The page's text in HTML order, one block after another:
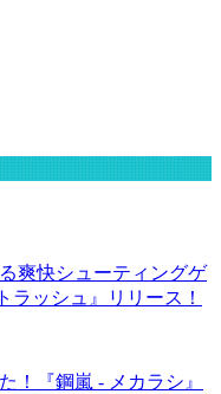
爽快シューティングゲ
ラッシュ』リリース！
！『鋼嵐 - メカラシ』